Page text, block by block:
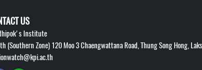
US
Institute
Zone) 120 Moo 3 Chaengwattana Road, Thung Song Hong,